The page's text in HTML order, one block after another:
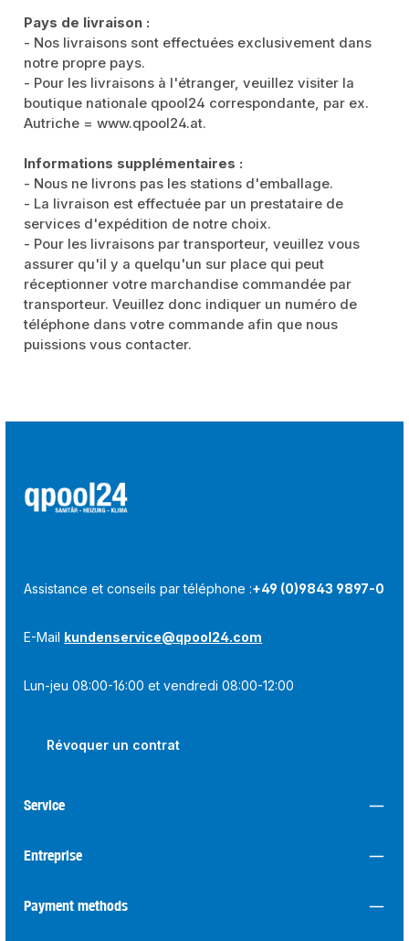
Pays de livraison :
- Nos livraisons sont effectuées exclusivement dans
notre propre pays.
- Pour les livraisons à l'étranger, veuillez visiter la
boutique nationale qpool24 correspondante, par ex.
Autriche = www.qpool24.at.
Informations supplémentaires :
- Nous ne livrons pas les stations d'emballage.
- La livraison est effectuée par un prestataire de
services d'expédition de notre choix.
- Pour les livraisons par transporteur, veuillez vous
assurer qu'il y a quelqu'un sur place qui peut
réceptionner votre marchandise commandée par
transporteur. Veuillez donc indiquer un numéro de
téléphone dans votre commande afin que nous
puissions vous contacter.
Assistance et conseils par téléphone :+49 (0)9843 9897-0
E-Mail kundenservice@qpool24.com
Lun-jeu 08:00-16:00 et vendredi 08:00-12:00
Révoquer un contrat
Service
Entreprise
Payment methods